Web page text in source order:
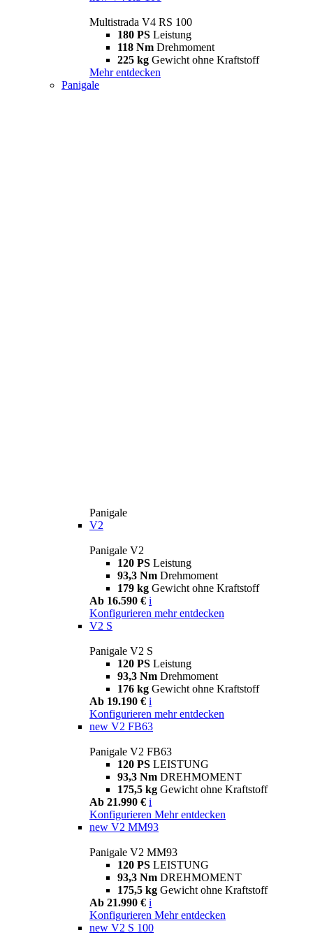
Multistrada V4 RS 100
180 PS Leistung
118 Nm Drehmoment
225 kg Gewicht ohne Kraftstoff
Mehr entdecken
Panigale
Panigale
V2
Panigale V2
120 PS Leistung
93,3 Nm Drehmoment
179 kg Gewicht ohne Kraftstoff
Ab 16.590 € i
Konfigurieren mehr entdecken
V2 S
Panigale V2 S
120 PS Leistung
93,3 Nm Drehmoment
176 kg Gewicht ohne Kraftstoff
Ab 19.190 € i
Konfigurieren mehr entdecken
new V2 FB63
Panigale V2 FB63
120 PS LEISTUNG
93,3 Nm DREHMOMENT
175,5 kg Gewicht ohne Kraftstoff
Ab 21.990 € i
Konfigurieren Mehr entdecken
new V2 MM93
Panigale V2 MM93
120 PS LEISTUNG
93,3 Nm DREHMOMENT
175,5 kg Gewicht ohne Kraftstoff
Ab 21.990 € i
Konfigurieren Mehr entdecken
new V2 S 100